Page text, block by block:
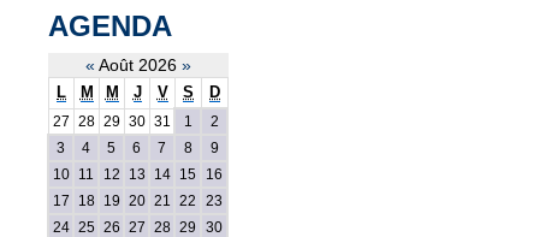
AGENDA
« Août 2026 »
L M M J V S D
27 28 29 30 31 1
2
3
4 5 6 7 8
9
10
11 12 13 14 15
16
17
18 19 20 21 22
23
24 25 26 27 28 29
30